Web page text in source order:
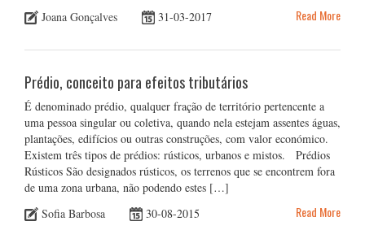
Joana Gonçalves
31-03-2017 Read More
Prédio, conceito para efeitos tributários
É denominado prédio, qualquer fração de território pertencente a
uma pessoa singular ou coletiva, quando nela estejam assentes águas,
plantações, edifícios ou outras construções, com valor económico.
Existem três tipos de prédios: rústicos, urbanos e mistos. Prédios
Rústicos São designados rústicos, os terrenos que se encontrem fora
de uma zona urbana, não podendo estes […]
Sofia Barbosa
30-08-2015 Read More